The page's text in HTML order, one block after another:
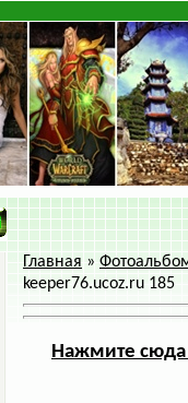
Главная »
keeper76.ucoz.ru 185
Нажмите сюда